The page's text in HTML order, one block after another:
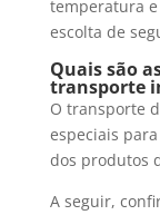
temperatura
escolta de
Quais são
transporte
O transporte
especiais
dos produtos
A seguir,